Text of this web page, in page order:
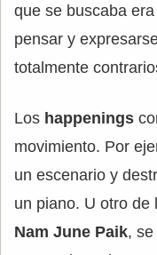
que se buscaba
pensar y
totalmente
Los happenings
movimiento. Por
un escenario y
un piano. U otro de
Nam June Paik,